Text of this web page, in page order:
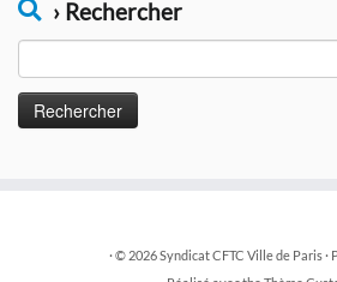
› Rechercher
·© 2026Syndicat CFTC Ville de Paris·